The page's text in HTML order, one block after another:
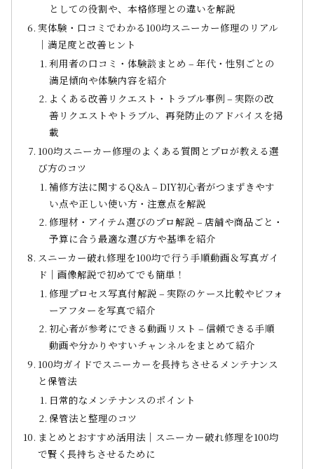
としての役割や、本格修理との違いを解説
実体験・口コミでわかる100均スニーカー修理のリアル
｜満足度と改善ヒント
利用者の口コミ・体験談まとめ – 年代・性別ごとの
満足傾向や体験内容を紹介
よくある改善リクエスト・トラブル事例 – 実際の改
善リクエストやトラブル、再発防止のアドバイスを掲
載
100均スニーカー修理のよくある質問とプロが教える選
び方のコツ
補修方法に関するQ&A – DIY初心者がつまずきやす
い点や正しい使い方・注意点を解説
修理材・アイテム選びのプロ解説 – 店舗や商品ごと・
予算に合う最適な選び方や基準を紹介
スニーカー破れ修理を100均で行う手順動画＆写真ガイ
ド｜画像解説で初めてでも簡単！
修理プロセス写真付解説 – 実際のケース比較やビフォ
ーアフターを写真で紹介
初心者が参考にできる動画リスト – 信頼できる手順
動画や分かりやすいチャンネルをまとめて紹介
100均ガイドでスニーカーを長持ちさせるメンテナンス
と保管法
日常的なメンテナンスのポイント
保管法と整理のコツ
まとめとおすすめ活用法｜スニーカー破れ修理を100均
で賢く長持ちさせるために